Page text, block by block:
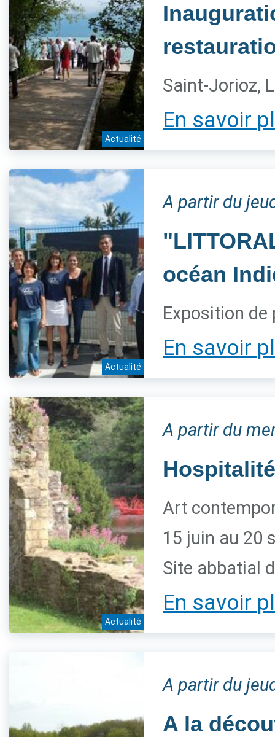
Actualité
Saint-Jorioz,
En savoir
Actualité
A partir du
océan
Exposition de
En savoir
Actualité
A partir du
Art
15 juin au 20
Site abbatial
En savoir
A partir du
A la